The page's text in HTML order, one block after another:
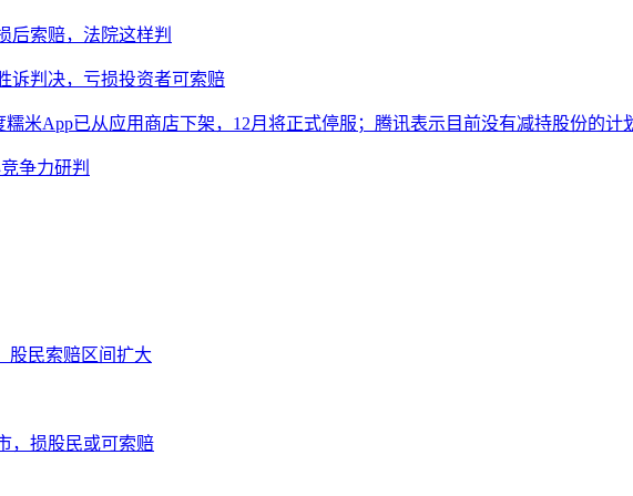
后索赔，法院这样判
诉判决，亏损投资者可索赔
米App已从应用商店下架，12月将正式停服；腾讯表示目前没有减持股份的计
争力研判
股民索赔区间扩大
，损股民或可索赔